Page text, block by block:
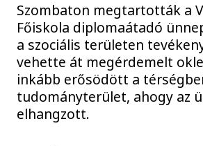
Szombaton megtartották a
Főiskola diplomaátadó
a szociális területen
vehette át megérdemelt
inkább erősödött a
tudományterület, ahogy az
elhangzott.